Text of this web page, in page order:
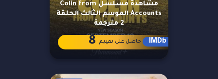
مشاهدة مسلسل Colin from
Accounts الموسم الثالث الحلقة
2 مترجمة
IMDb حاصل على تقييم 8